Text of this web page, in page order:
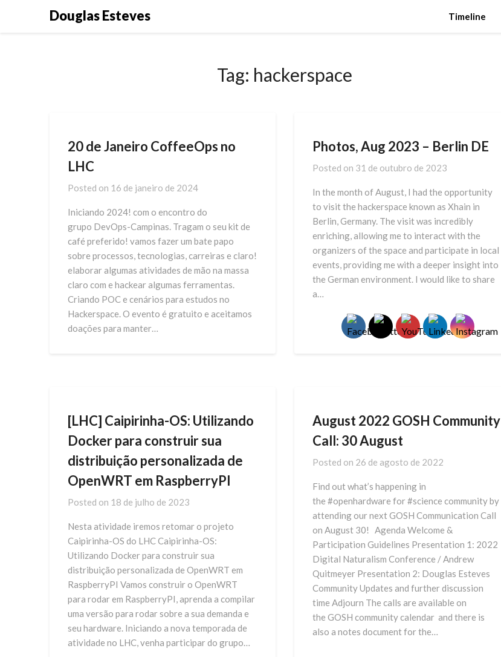
Douglas Esteves Timeline
Tag: hackerspace
20 de Janeiro CoffeeOps no
LHC
Posted on 16 de janeiro de 2024
Iniciando 2024! com o encontro do
grupo DevOps-Campinas. Tragam o seu kit de
café preferido! vamos fazer um bate papo
sobre processos, tecnologias, carreiras e claro!
elaborar algumas atividades de mão na massa
claro com e hackear algumas ferramentas.
Criando POC e cenários para estudos no
Hackerspace. O evento é gratuito e aceitamos
doações para manter…
Photos, Aug 2023 – Berlin DE
Posted on 31 de outubro de 2023
In the month of August, I had the opportunity
to visit the hackerspace known as Xhain in
Berlin, Germany. The visit was incredibly
enriching, allowing me to interact with the
organizers of the space and participate in local
events, providing me with a deeper insight into
the German environment. I would like to share
a…
[LHC] Caipirinha-OS: Utilizando
Docker para construir sua
distribuição personalizada de
OpenWRT em RaspberryPI
Posted on 18 de julho de 2023
Nesta atividade iremos retomar o projeto
Caipirinha-OS do LHC Caipirinha-OS:
Utilizando Docker para construir sua
distribuição personalizada de OpenWRT em
RaspberryPI Vamos construir o OpenWRT
para rodar em RaspberryPI, aprenda a compilar
uma versão para rodar sobre a sua demanda e
seu hardware. Iniciando a nova temporada de
atividade no LHC, venha participar do grupo…
August 2022 GOSH Community
Call: 30 August
Posted on 26 de agosto de 2022
Find out what’s happening in
the #openhardware for #science community by
attending our next GOSH Communication Call
on August 30! Agenda Welcome &
Participation Guidelines Presentation 1: 2022
Digital Naturalism Conference / Andrew
Quitmeyer Presentation 2: Douglas Esteves
Community Updates and further discussion
time Adjourn The calls are available on
the GOSH community calendar and there is
also a notes document for the…